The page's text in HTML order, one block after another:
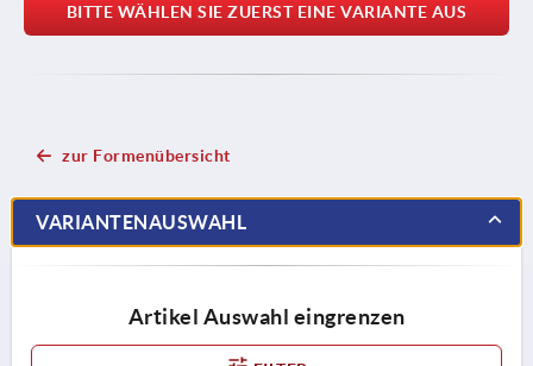
BITTE WÄHLEN SIE ZUERST EINE VARIANTE AUS
zur Formenübersicht
VARIANTENAUSWAHL
Artikel Auswahl eingrenzen